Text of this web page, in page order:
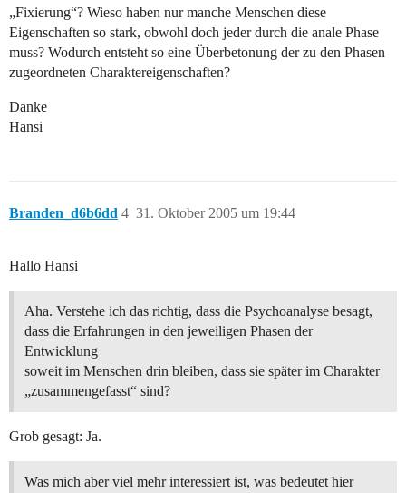
„Fixierung“? Wieso haben nur manche Menschen diese
Eigenschaften so stark, obwohl doch jeder durch die anale Phase
muss? Wodurch entsteht so eine Überbetonung der zu den Phasen
zugeordneten Charaktereigenschaften?
Danke
Hansi
Branden_d6b6dd 31. Oktober 2005 um 19:44
4
Hallo Hansi
Aha. Verstehe ich das richtig, dass die Psychoanalyse besagt,
dass die Erfahrungen in den jeweiligen Phasen der
Entwicklung
soweit im Menschen drin bleiben, dass sie später im Charakter
„zusammengefasst“ sind?
Grob gesagt: Ja.
Was mich aber viel mehr interessiert ist, was bedeutet hier